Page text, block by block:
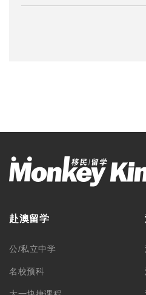
赴澳留学
公/私立中学
名校预科